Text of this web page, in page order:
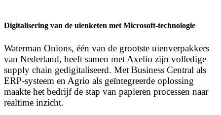
Digitalisering van de uienketen met Microsoft-technologie
Waterman Onions, één van de grootste uienverpakkers
van Nederland, heeft samen met Axelio zijn volledige
supply chain gedigitaliseerd. Met Business Central als
ERP-systeem en Agrio als geïntegreerde oplossing
maakte het bedrijf de stap van papieren processen naar
realtime inzicht.